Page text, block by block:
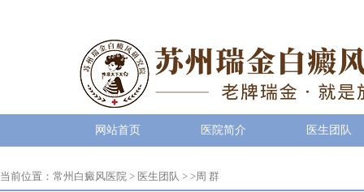
网站首页 医院简介 医生团队
当前位置： 常州白癜风医院 > 医生团队 > >周 群